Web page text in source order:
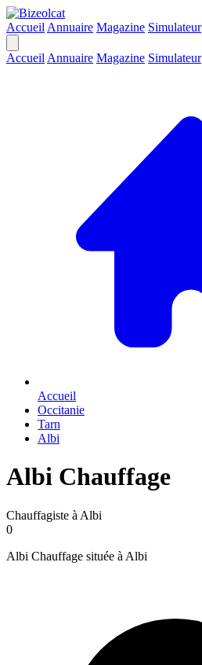
Accueil Annuaire Magazine Simulateur
Accueil Annuaire Magazine Simulateur
Accueil
Occitanie
Tarn
Albi
Albi Chauffage
Chauffagiste à Albi
0
Albi Chauffage située à Albi